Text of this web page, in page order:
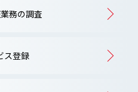
務の調査
ス登録